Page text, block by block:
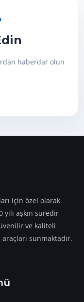
haberdar olun
için özel olarak
aşkın süredir
ve kaliteli
sunmaktadır.